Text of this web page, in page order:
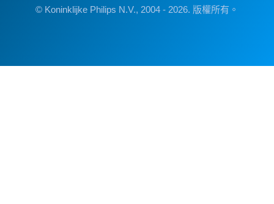
© Koninklijke Philips N.V., 2004 - 2026. 版權所有。